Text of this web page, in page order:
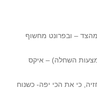
– ובפרונט מחשוף
השחלה) – איקס
כי את הכי יפה- כשנוח